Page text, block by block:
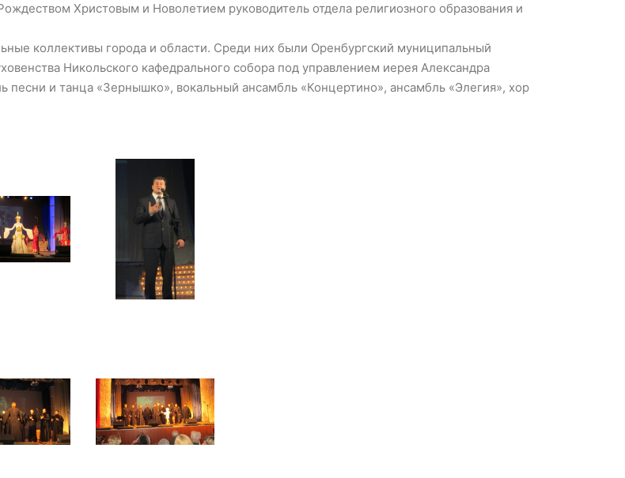
Христовым и Новолетием руководитель отдела религиозного образования и
коллективы города и области. Среди них были Оренбургский муниципальный
Никольского кафедрального собора под управлением иерея Александра
и танца «Зернышко», вокальный ансамбль «Концертино», ансамбль «Элегия», хор